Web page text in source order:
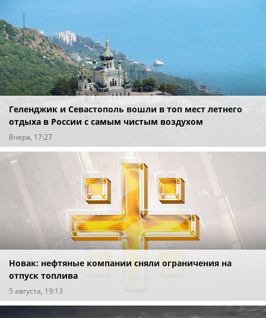
Геленджик и Севастополь вошли в топ мест летнего
отдыха в России с самым чистым воздухом
Вчера, 17:27
Новак: нефтяные компании сняли ограничения на
отпуск топлива
5 августа, 19:13